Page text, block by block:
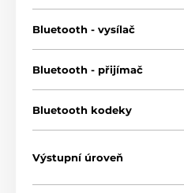
Bluetooth - vysílač
Bluetooth - přijímač
Bluetooth kodeky
Výstupní úroveň